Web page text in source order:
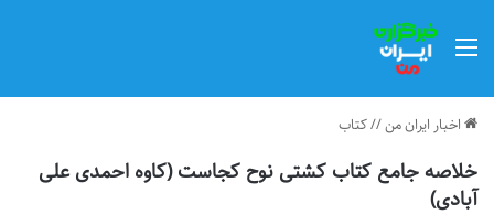
اخبار ایران من//کتاب
خلاصه جامع کتاب کشتی نوح کجاست (کاوه احمدی علی
آبادی)